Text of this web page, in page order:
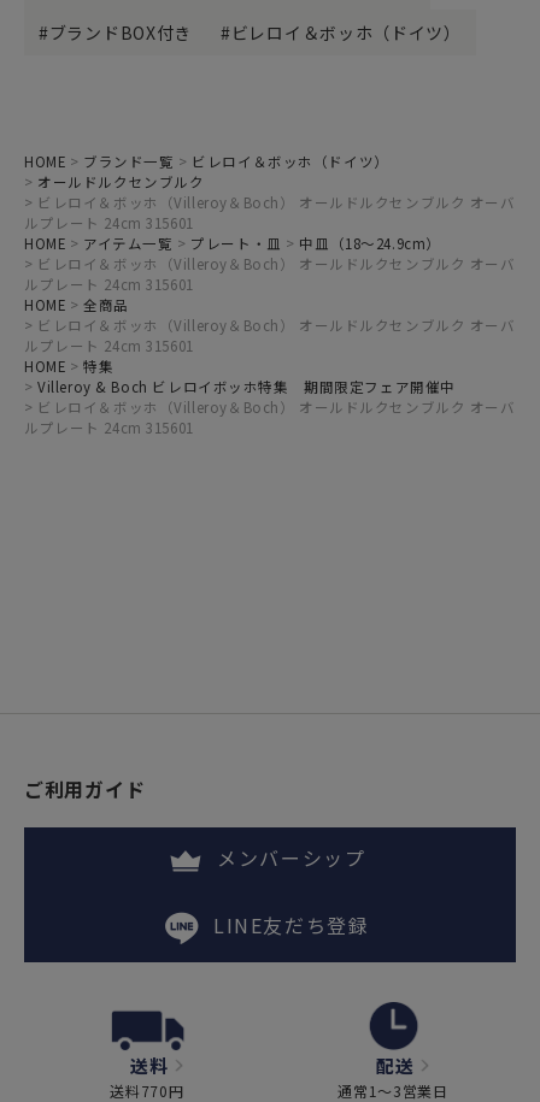
ブランドBOX付き
ビレロイ＆ボッホ（ドイツ）
HOME ブランド一覧
ビレロイ＆ボッホ（ドイツ）
オールドルクセンブルク
ビレロイ＆ボッホ（Villeroy＆Boch） オールドルクセンブルク オーバ
ルプレート 24cm 315601
HOME
アイテム一覧 プレート・皿
中皿（18～24.9cm）
ビレロイ＆ボッホ（Villeroy＆Boch） オールドルクセンブルク オーバ
ルプレート 24cm 315601
HOME
全商品
ビレロイ＆ボッホ（Villeroy＆Boch） オールドルクセンブルク オーバ
ルプレート 24cm 315601
HOME
特集
Villeroy & Boch ビレロイボッホ特集 期間限定フェア開催中
ビレロイ＆ボッホ（Villeroy＆Boch） オールドルクセンブルク オーバ
ルプレート 24cm 315601
ご利用ガイド
メンバーシップ
LINE友だち登録
送料
送料770円
配送
通常1～3営業日